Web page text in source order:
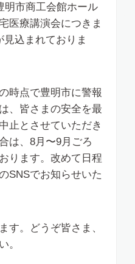
明市商工会館ホール
医療講演会につきま
見込まれておりま
時点で豊明市に警報
、皆さまの安全を最
止とさせていただき
は、8月〜9月ごろ
ります。改めて日程
SNSでお知らせいた
す。どうぞ皆さま、
。